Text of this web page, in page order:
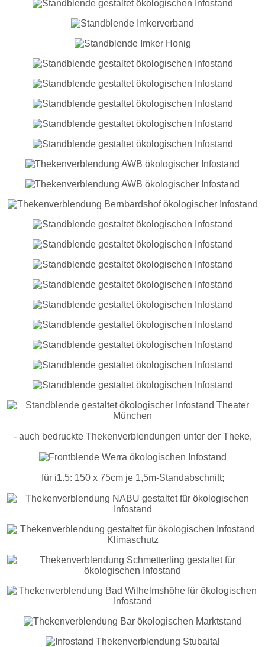
- auch bedruckte Thekenverblendungen unter der Theke,
für i1.5: 150 x 75cm je 1,5m-Standabschnitt;